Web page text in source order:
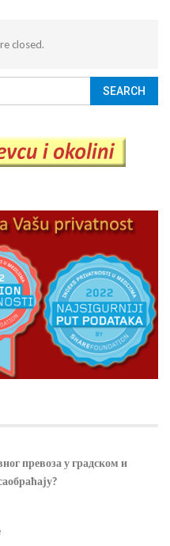
closed.
превоза у градском и